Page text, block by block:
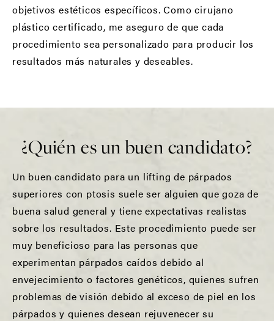
objetivos estéticos específicos. Como cirujano
plástico certificado, me aseguro de que cada
procedimiento sea personalizado para producir los
resultados más naturales y deseables.
¿Quién es un buen candidato?
Un buen candidato para un lifting de párpados
superiores con ptosis suele ser alguien que goza de
buena salud general y tiene expectativas realistas
sobre los resultados. Este procedimiento puede ser
muy beneficioso para las personas que
experimentan párpados caídos debido al
envejecimiento o factores genéticos, quienes sufren
problemas de visión debido al exceso de piel en los
párpados y quienes desean rejuvenecer su